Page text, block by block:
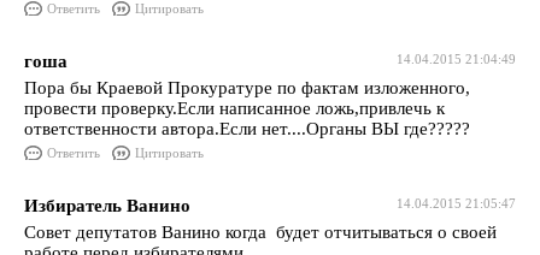
Ответить Цитировать
14.04.2015 21:04:49
гоша
Пора бы Краевой Прокуратуре по фактам изложенного,
провести проверку.Если написанное ложь,привлечь к
ответственности автора.Если нет....Органы ВЫ где?????
Ответить Цитировать
14.04.2015 21:05:47
Избиратель Ванино
Совет депутатов Ванино когда будет отчитываться о своей